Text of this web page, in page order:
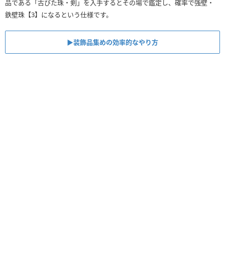
品である「古びた珠・剣」を入手するとその場で鑑定し、確率で強壁・
鉄壁珠【3】になるという仕様です。
▶︎装飾品集めの効率的なやり方